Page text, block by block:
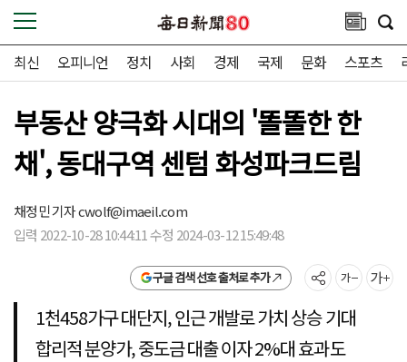
최신 오피니언 정치 사회 경제 국제 문화 스포츠
부동산 양극화 시대의 '똘똘한 한
채', 동대구역 센텀 화성파크드림
채정민 기자cwolf@imaeil.com
입력 2022-10-28 10:44:11 수정 2024-03-12 15:49:48
구글 검색 선호 출처로 추가
1천458가구 대단지, 인근 개발로 가치 상승 기대
합리적 분양가, 중도금 대출 이자 2%대 효과도